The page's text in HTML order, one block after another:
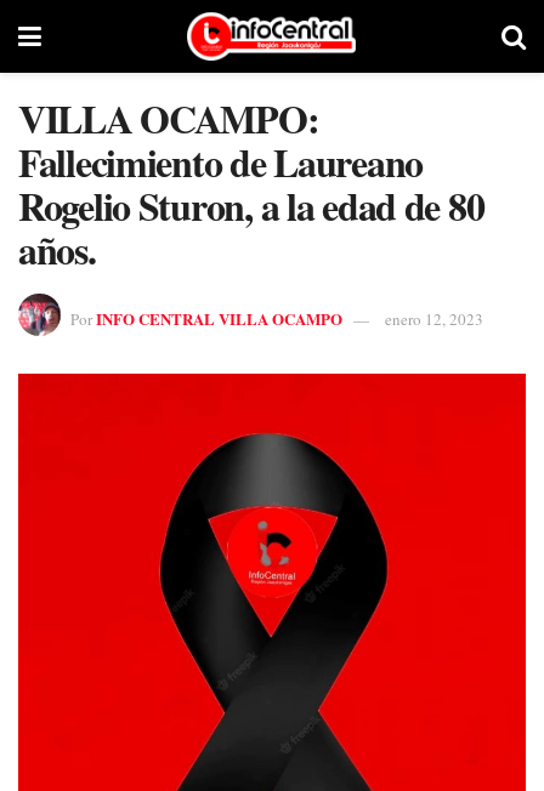
VILLA OCAMPO:
Fallecimiento de Laureano
Rogelio Sturon, a la edad de 80
años.
PorINFO CENTRAL VILLA OCAMPO enero 12, 2023